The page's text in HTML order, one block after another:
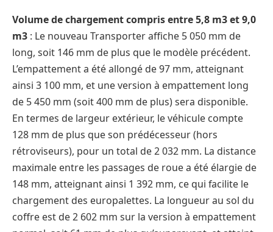
Volume de chargement compris entre 5,8 m3 et 9,0
m3 : Le nouveau Transporter affiche 5 050 mm de
long, soit 146 mm de plus que le modèle précédent.
L’empattement a été allongé de 97 mm, atteignant
ainsi 3 100 mm, et une version à empattement long
de 5 450 mm (soit 400 mm de plus) sera disponible.
En termes de largeur extérieur, le véhicule compte
128 mm de plus que son prédécesseur (hors
rétroviseurs), pour un total de 2 032 mm. La distance
maximale entre les passages de roue a été élargie de
148 mm, atteignant ainsi 1 392 mm, ce qui facilite le
chargement des europalettes. La longueur au sol du
coffre est de 2 602 mm sur la version à empattement